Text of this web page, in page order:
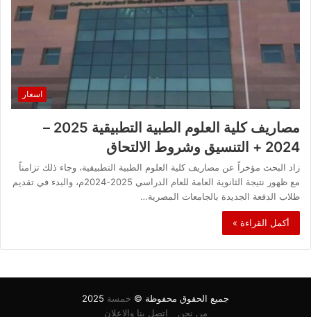
اسعار
مصاريف كلية العلوم الطبية التطبيقية 2025 –
2024 + التنسيق وشروط الالتحاق
زاد البحث مؤخراً عن مصاريف كلية العلوم الطبية التطبيقية، وجاء ذلك تزامناً
مع ظهور نتيجة الثانوية العامة للعام الدراسي 2025-2024م، والبدء في تقديم
طلاب الدفعة الجديدة بالجامعات المصرية…
أكمل القراءة »
جميع الحقوق محفوظة © خمسة
من نحن
اتصل بنا والاعلان